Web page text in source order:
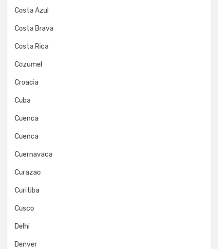
Costa Azul
Costa Brava
Costa Rica
Cozumel
Croacia
Cuba
Cuenca
Cuenca
Cuernavaca
Curazao
Curitiba
Cusco
Delhi
Denver